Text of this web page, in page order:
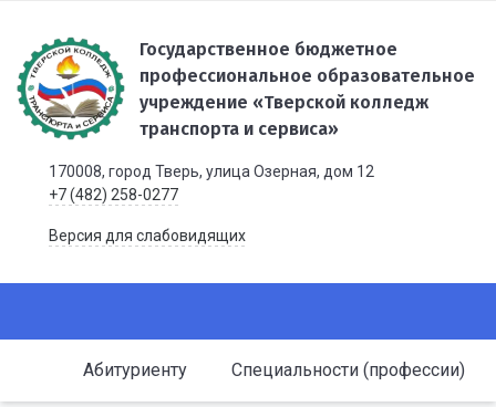
Государственное бюджетное
профессиональное образовательное
учреждение «Тверской колледж
транспорта и сервиса»
170008, город Тверь, улица Озерная, дом 12
+7 (482) 258-0277
Версия для слабовидящих
Абитуриенту Специальности (профессии)